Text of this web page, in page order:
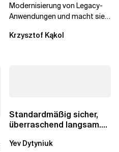
Modernisierung von Legacy-
Anwendungen und macht sie
Durch die Automatisierung...
Krzysztof Kąkol
Standardmäßig sicher,
überraschend langsam.
über die RDS...
Yev Dytyniuk